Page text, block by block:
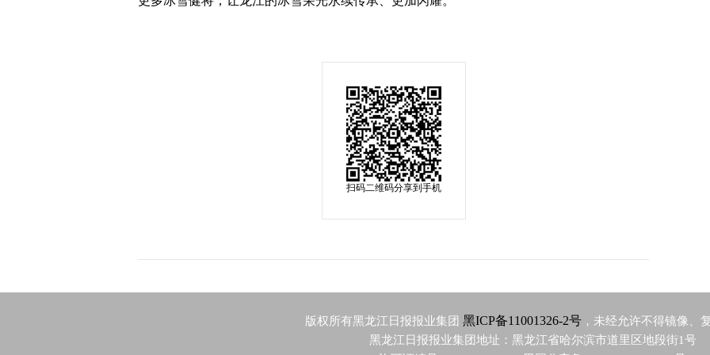
扫码二维码分享到手机
版权所有黑龙江日报报业集团 黑ICP备11001326-2号 ，未经允许不得镜像、
黑龙江日报报业集团地址：黑龙江省哈尔滨市道里区地段街1号